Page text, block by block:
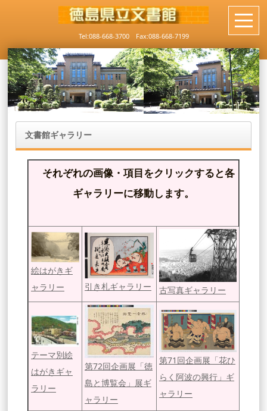
Tel:088-668-3700 Fax:088-668-7199
文書館ギャラリー
それぞれの画像・項目をクリックすると各
ギャラリーに移動します。
絵はがきギ
ャラリー
引き札ギャラリー 古写真ギャラリー
テーマ別絵
はがきギャ
ラリー
第72回企画展「徳
島と博覧会」展ギ
ャラリー
第71回企画展「花ひ
らく阿波の興行」ギ
ャラリー